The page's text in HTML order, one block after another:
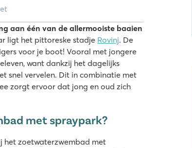
aan één van de allermooiste baaien
ligt het pittoreske stadje Rovinj. De
voor je boot! Vooral met jongere
want dankzij het dagelijks
snel vervelen. Dit in combinatie met
zorgt ervoor dat jong en oud zich
met spraypark?
het zoetwaterzwembad met